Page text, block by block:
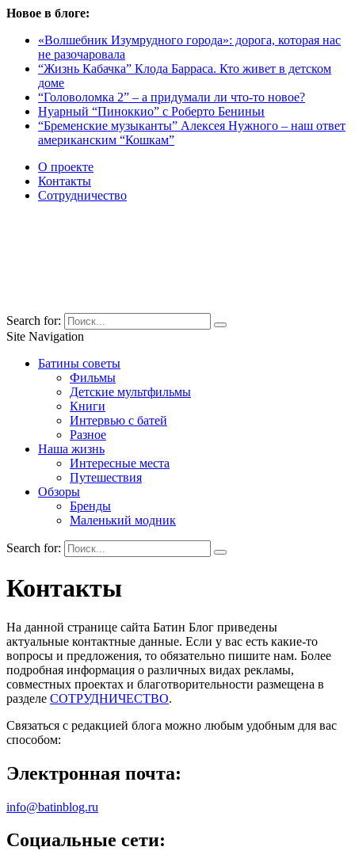
Новое в блоге:
«Волшебник Изумрудного города»: дорога, которая нас
не разочаровала
“Жизнь Кабачка” Клода Барраса. Кто живет в детском
доме
“Головоломка 2” – а придумали ли что-то новое?
Нуарный “Пиноккио” с Роберто Бениньи
“Бременские музыканты” Алексея Нужного – наш ответ
американским “Кошкам”
О проекте
Контакты
Сотрудничество
Search for:
Site Navigation
Батины советы
Фильмы
Детские мультфильмы
Книги
Интервью с батей
Разное
Наша жизнь
Интересные места
Путешествия
Обзоры
Бренды
Маленький модник
Search for:
Контакты
На данной странице сайта Батин Блог приведены
актуальные контактные данные. Если у вас есть какие-то
вопросы и предложения, то обязательно пишите нам. Более
подробная информация о различных видах рекламы,
совместных проектах и благотворительности размещена в
разделе СОТРУДНИЧЕСТВО.
Связаться с редакцией блога можно любым удобным для вас
способом:
Электронная почта:
info@batinblog.ru
Социальные сети: